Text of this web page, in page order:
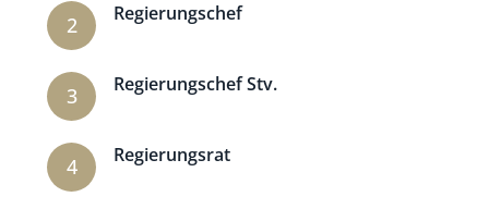
2 Regierungschef
3 Regierungschef Stv.
4 Regierungsrat